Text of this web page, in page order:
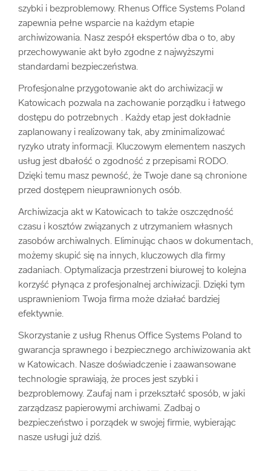
szybki i bezproblemowy. Rhenus Office Systems Poland
zapewnia pełne wsparcie na każdym etapie
archiwizowania. Nasz zespół ekspertów dba o to, aby
przechowywanie akt było zgodne z najwyższymi
standardami bezpieczeństwa.
Profesjonalne przygotowanie akt do archiwizacji w
Katowicach pozwala na zachowanie porządku i łatwego
dostępu do potrzebnych . Każdy etap jest dokładnie
zaplanowany i realizowany tak, aby zminimalizować
ryzyko utraty informacji. Kluczowym elementem naszych
usług jest dbałość o zgodność z przepisami RODO.
Dzięki temu masz pewność, że Twoje dane są chronione
przed dostępem nieuprawnionych osób.
Archiwizacja akt w Katowicach to także oszczędność
czasu i kosztów związanych z utrzymaniem własnych
zasobów archiwalnych. Eliminując chaos w dokumentach,
możemy skupić się na innych, kluczowych dla firmy
zadaniach. Optymalizacja przestrzeni biurowej to kolejna
korzyść płynąca z profesjonalnej archiwizacji. Dzięki tym
usprawnieniom Twoja firma może działać bardziej
efektywnie.
Skorzystanie z usług Rhenus Office Systems Poland to
gwarancja sprawnego i bezpiecznego archiwizowania akt
w Katowicach. Nasze doświadczenie i zaawansowane
technologie sprawiają, że proces jest szybki i
bezproblemowy. Zaufaj nam i przekształć sposób, w jaki
zarządzasz papierowymi archiwami. Zadbaj o
bezpieczeństwo i porządek w swojej firmie, wybierając
nasze usługi już dziś.